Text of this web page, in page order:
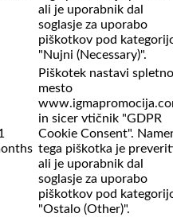
ali je uporabnik dal
soglasje za uporabo
piškotkov pod
"Nujni (Necessary)".
Piškotek nastavi spletno
mesto
in sicer vtičnik "GDPR
Cookie Consent".
tega piškotka je
ali je uporabnik dal
soglasje za uporabo
piškotkov pod
"Ostalo (Other)".